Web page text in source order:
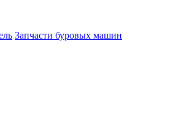
Запчасти буровых машин